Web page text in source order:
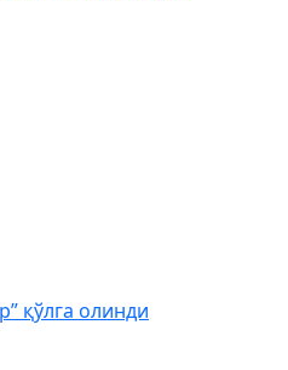
қўлга олинди